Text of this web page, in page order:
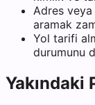
Adres
aramak
Yol tarifi
durumunu
Yakındaki